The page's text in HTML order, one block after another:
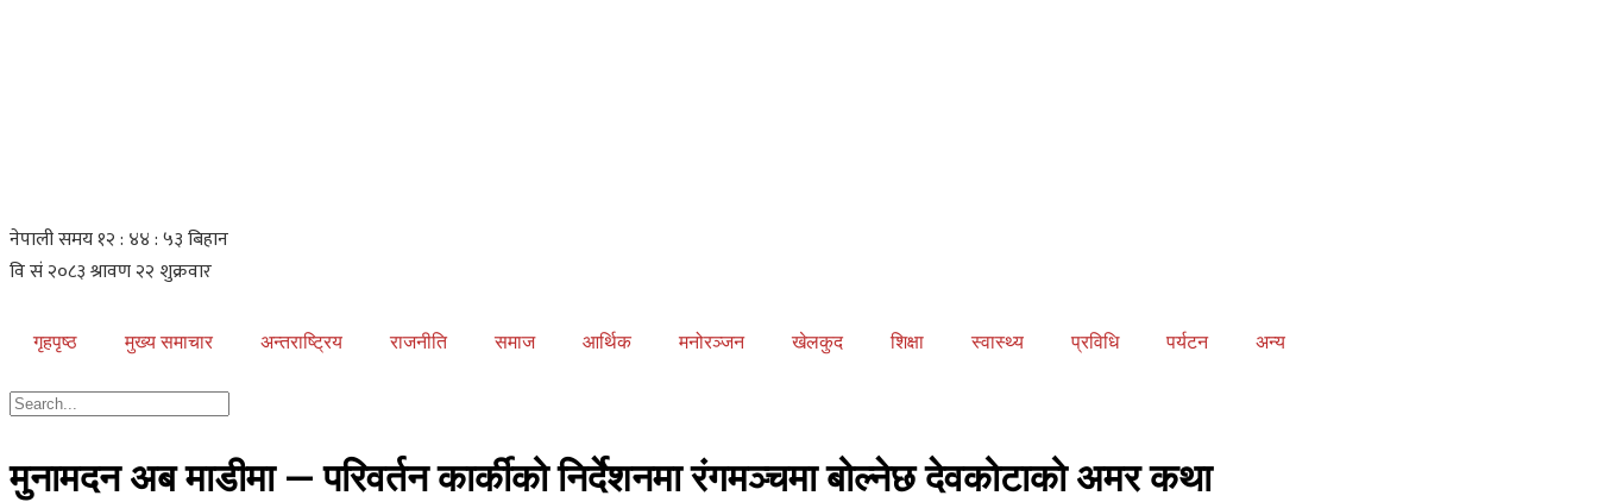
गृहपृष्ठ मुख्य समाचार अन्तराष्ट्रिय राजनीति समाज आर्थिक मनोरञ्जन खेलकुद शिक्षा स्वास्थ्य प्रविधि पर्यटन अन्य
मुनामदन अब माडीमा — परिवर्तन कार्कीको निर्देशनमा रंगमञ्चमा बोल्नेछ देवकोटाको अमर कथा